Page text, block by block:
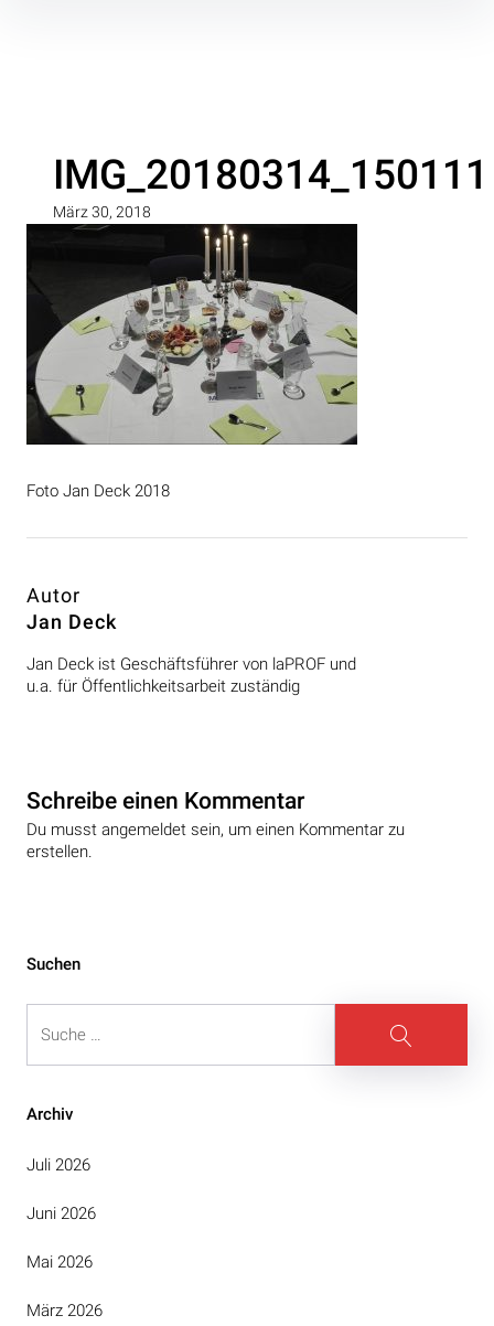
IMG_20180314_150111
März 30, 2018
Foto Jan Deck 2018
Autor
Jan Deck
Jan Deck ist Geschäftsführer von laPROF und
u.a. für Öffentlichkeitsarbeit zuständig
Schreibe einen Kommentar
Du musst angemeldet sein, um einen Kommentar zu
erstellen.
Beitragsnavigation
Suchen
Suche
Archiv
Juli 2026
Juni 2026
Mai 2026
März 2026